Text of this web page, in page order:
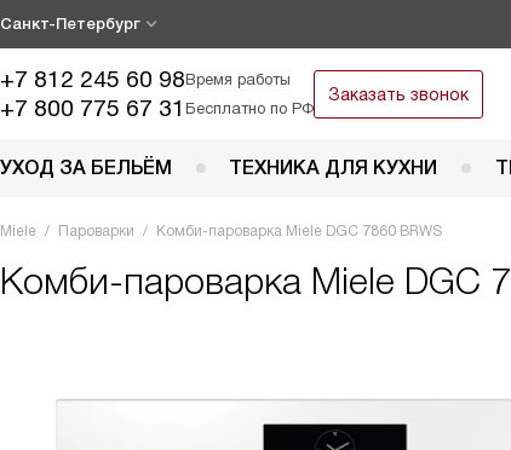
Санкт-Петербург
+7 812 245 60 98Время работы
+7 800 775 67 31 Бесплатно по РФ
Заказать звонок
УХОД ЗА БЕЛЬЁМ ТЕХНИКА ДЛЯ КУХНИ
Miele Пароварки Комби-пароварка Miele DGC 7860 BRWS
Комби-пароварка Miele DGC